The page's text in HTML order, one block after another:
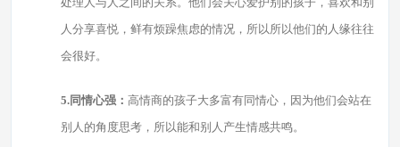
人分享喜悦，鲜有烦躁焦虑的情况，所以所以他们的人缘往往
会很好。
5.同情心强： 高情商的孩子大多富有同情心，因为他们会站在
别人的角度思考，所以能和别人产生情感共鸣。